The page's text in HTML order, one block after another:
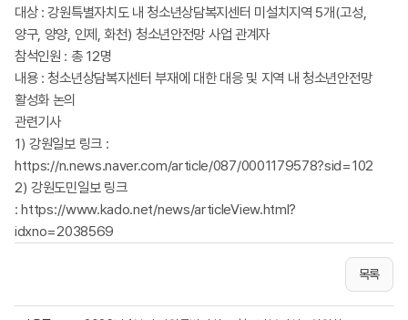
대상 : 강원특별자치도 내 청소년상담복지센터 미설치지역 5개(고성,
양구, 양양, 인제, 화천) 청소년안전망 사업 관계자
참석인원 : 총 12명
내용 : 청소년상담복지센터 부재에 대한 대응 및 지역 내 청소년안전망
활성화 논의
관련기사
1) 강원일보 링크 :
https://n.news.naver.com/article/087/0001179578?sid=102
2) 강원도민일보 링크
:https://www.kado.net/news/articleView.html?
idxno=2038569
목록